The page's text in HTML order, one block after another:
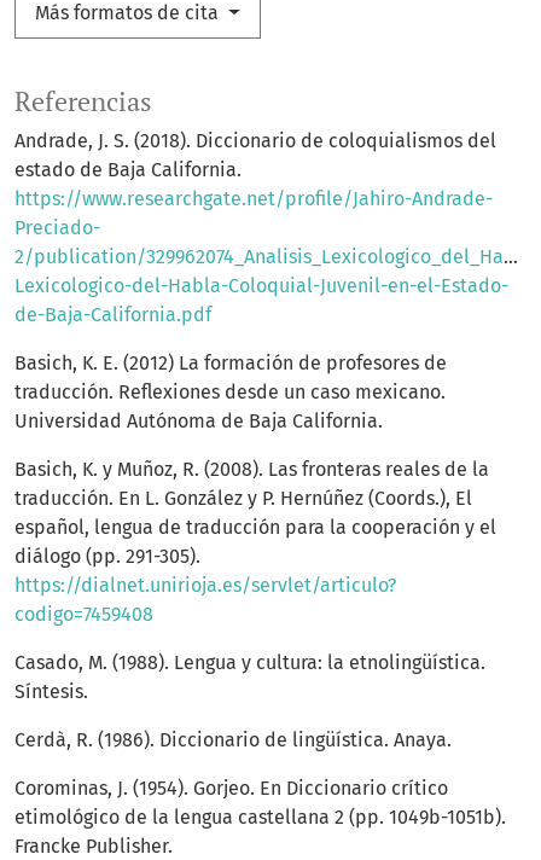
Más formatos de cita
Referencias
Andrade, J. S. (2018). Diccionario de coloquialismos del
estado de Baja California.
https://www.researchgate.net/profile/Jahiro-Andrade-
Preciado-
2/publication/
Lexicologico-del-Habla-Coloquial-Juvenil-en-el-Estado-
de-Baja-California.pdf
Basich, K. E. (2012) La formación de profesores de
traducción. Reflexiones desde un caso mexicano.
Universidad Autónoma de Baja California.
Basich, K. y Muñoz, R. (2008). Las fronteras reales de la
traducción. En L. González y P. Hernúñez (Coords.), El
español, lengua de traducción para la cooperación y el
diálogo (pp. 291-305).
https://dialnet.unirioja.es/servlet/articulo?
codigo=7459408
Casado, M. (1988). Lengua y cultura: la etnolingüística.
Síntesis.
Cerdà, R. (1986). Diccionario de lingüística. Anaya.
Corominas, J. (1954). Gorjeo. En Diccionario crítico
etimológico de la lengua castellana 2 (pp. 1049b-1051b).
Francke Publisher.